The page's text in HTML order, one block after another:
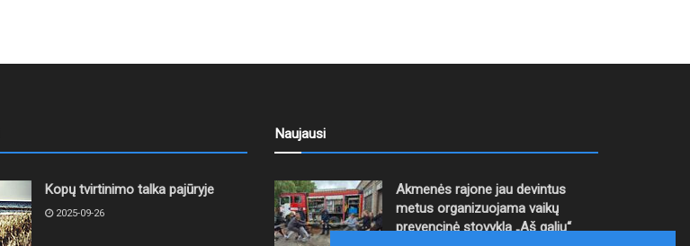
Kopų tvirtinimo talka pajūryje
2025-09-26
Naujausi
Akmenės rajone jau devintus
metus organizuojama vaikų
prevencinė stovykla „Aš galiu“